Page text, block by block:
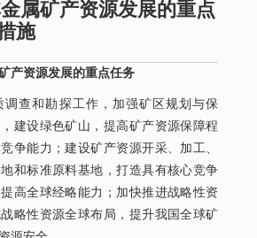
属矿产资源发展的重点
施
产资源发展的重点任务
调查和勘探工作，加强矿区规划与保
建设绿色矿山，提高矿产资源保障程
争能力；建设矿产资源开采、加工、
和标准原料基地，打造具有核心竞争
高全球经略能力；加快推进战略性资
略性资源全球布局，提升我国全球矿